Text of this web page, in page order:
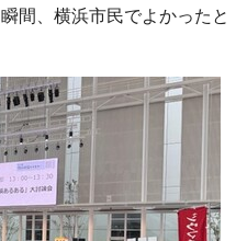
間、横浜市民でよかったと